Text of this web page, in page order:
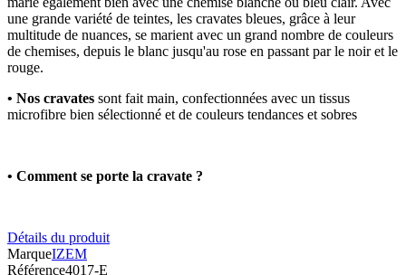
une grande variété de teintes, les cravates bleues, grâce à leur
multitude de nuances, se marient avec un grand nombre de couleurs
de chemises, depuis le blanc jusqu'au rose en passant par le noir et le
rouge.
• Nos cravates sont fait main, confectionnées avec un tissus
microfibre bien sélectionné et de couleurs tendances et sobres
• Comment se porte la cravate ?
Détails du produit
MarqueIZEM
Référence4017-E